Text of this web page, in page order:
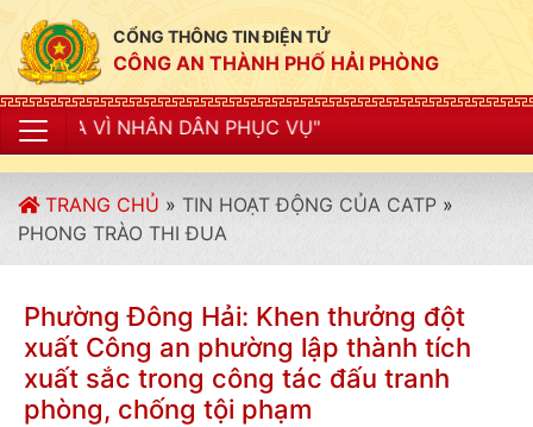
CỔNG THÔNG TIN ĐIỆN TỬ
CÔNG AN THÀNH PHỐ HẢI PHÒNG
DÂN PHỤC VỤ"
TRANG CHỦ » TIN HOẠT ĐỘNG CỦA CATP »
PHONG TRÀO THI ĐUA
Phường Đông Hải: Khen thưởng đột
xuất Công an phường lập thành tích
xuất sắc trong công tác đấu tranh
phòng, chống tội phạm